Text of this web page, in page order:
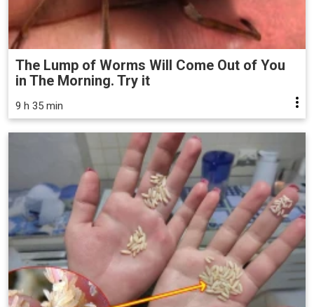
The Lump of Worms Will Come Out of You
in The Morning. Try it
9 h 35 min